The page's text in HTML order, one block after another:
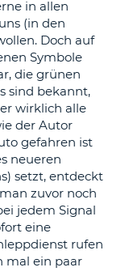
in allen
(in den
Doch auf
Symbole
die grünen
sind bekannt,
wirklich alle
der Autor
gefahren ist
neueren
setzt, entdeckt
zuvor noch
jedem Signal
eine
rufen
mal ein paar